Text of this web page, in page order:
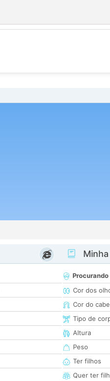
Procurando
Cor dos
Cor do
Tipo de
Altura
Peso
Ter filhos
Quer ter